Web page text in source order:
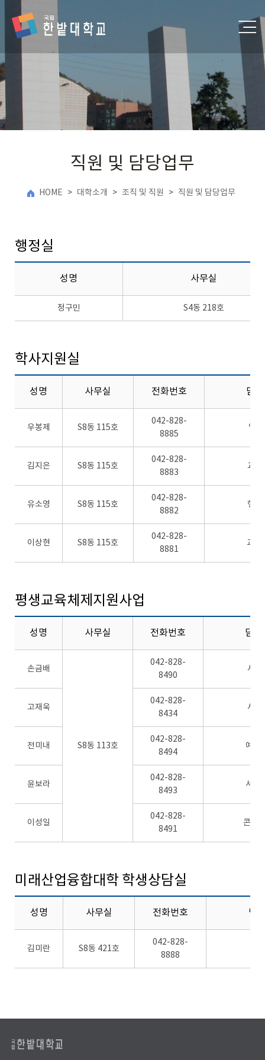
직원 및 담당업무
HOME > 대학소개 > 조직 및 직원 > 직원 및 담당업무
행정실
성명 사무실
정구민 S4동 218호
학사지원실
성명 사무실 전화번호 담
우봉제 S8동 115호
042-828-
8885
업
김지은 S8동 115호
042-828-
8883
교무
유소영 S8동 115호
042-828-
8882
행정
이상현 S8동 115호
042-828-
8881
교무
평생교육체제지원사업
성명 사무실 전화번호 담당
손금배
S8동 113호
042-828-
8490
사업
고재욱
042-828-
8434
사업
전미내
042-828-
8494
예산
윤보라
042-828-
8493
서무
이성일
042-828-
8491
콘텐
미래산업융합대학 학생상담실
성명 사무실 전화번호 담
김미란 S8동 421호
042-828-
8888